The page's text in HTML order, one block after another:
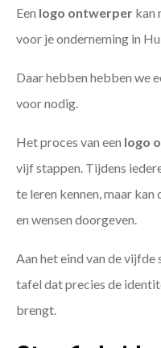
Een logo ontwerper kan
voor je onderneming in
Daar hebben hebben we
voor nodig.
Het proces van een logo
vijf stappen. Tijdens
te leren kennen, maar
en wensen doorgeven.
Aan het eind van de
tafel dat precies de
brengt.